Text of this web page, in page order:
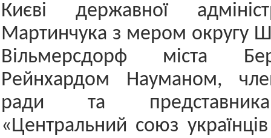
Києві державної
Мартинчука з мером округу
Вільмерсдорф міста
Рейнхардом Науманом,
ради та
«Центральний союз